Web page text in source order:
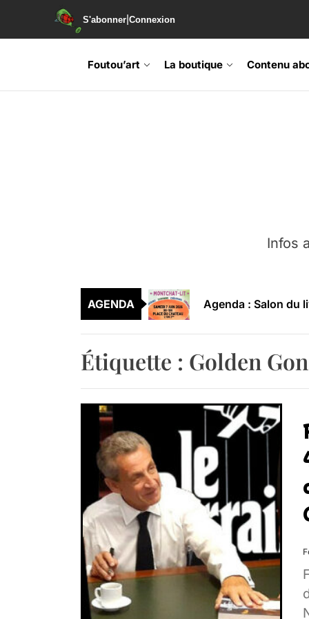
S'abonner Connexion
Foutou’art La boutique Contenu
Infos
AGENDA
Soirée de
Agenda : Salon du
Agenda :
Retrouvez-nous au
Étiquette : Golden